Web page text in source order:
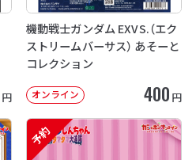
円
機動戦士ガンダム EXVS.（エク
ストリームバーサス） あそーと
コレクション
オンライン 400 円
予約